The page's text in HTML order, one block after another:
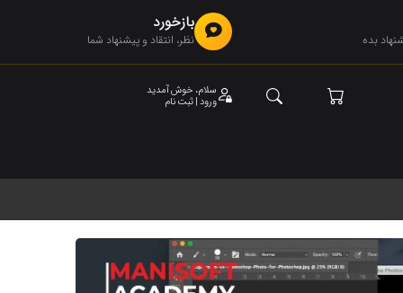
بده
بازخورد
نظر، انتقاد و پیشنهاد شما
سلام، خوش آمدید
ورود | ثبت نام